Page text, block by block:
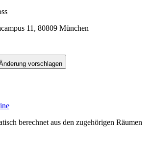
11, 80809 München
vorschlagen
berechnet aus den zugehörigen Räumen